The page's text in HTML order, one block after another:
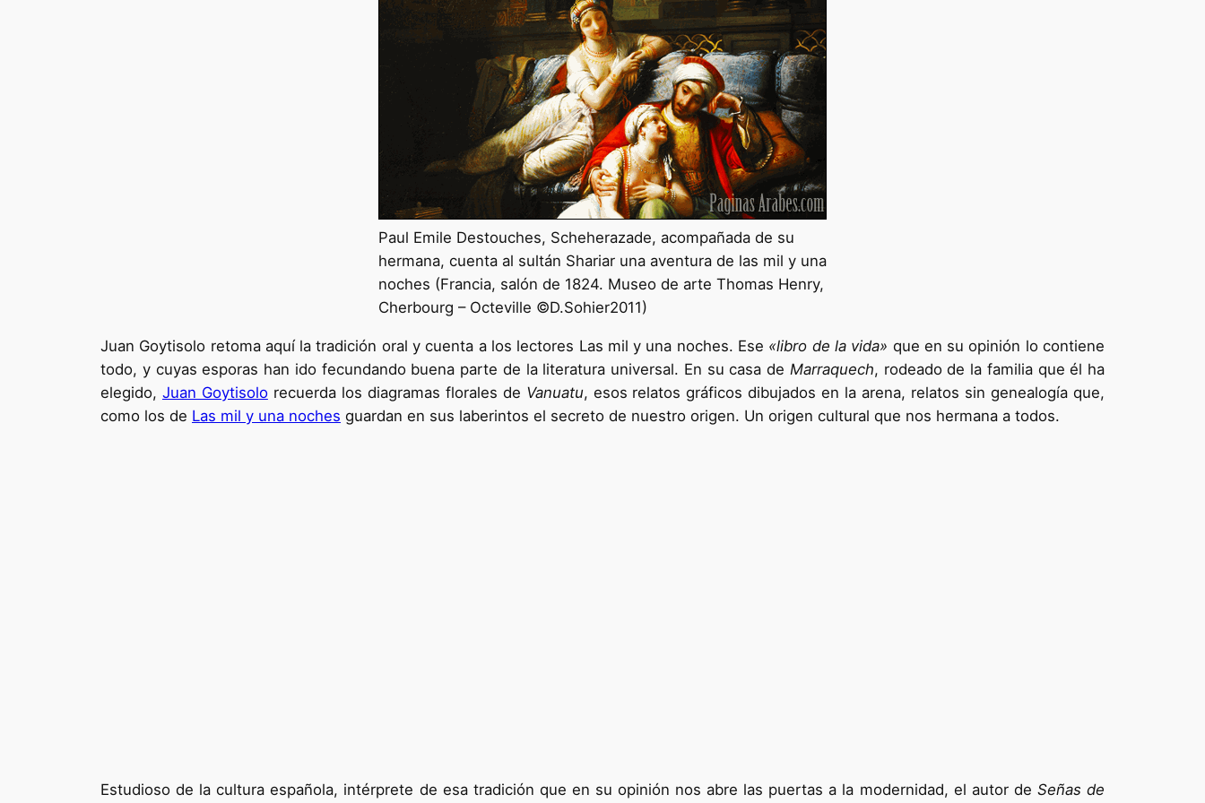
Paul Emile Destouches, Scheherazade, acompañada de su
hermana, cuenta al sultán Shariar una aventura de las mil y una
noches (Francia, salón de 1824. Museo de arte Thomas Henry,
Cherbourg – Octeville ©D.Sohier2011)
Juan Goytisolo retoma aquí la tradición oral y cuenta a los lectores Las mil y una noches. Ese «libro de la vida» que en su opinión lo contiene
todo, y cuyas esporas han ido fecundando buena parte de la literatura universal. En su casa de Marraquech, rodeado de la familia que él ha
elegido, Juan Goytisolorecuerda los diagramas florales de Vanuatu, esos relatos gráficos dibujados en la arena, relatos sin genealogía que,
como los de Las mil y una noches guardan en sus laberintos el secreto de nuestro origen. Un origen cultural que nos hermana a todos.
Estudioso de la cultura española, intérprete de esa tradición que en su opinión nos abre las puertas a la modernidad, el autor de Señas de